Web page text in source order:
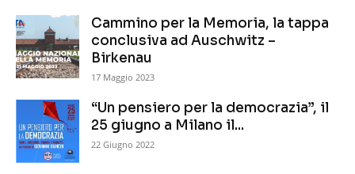
Cammino per la Memoria, la tappa
conclusiva ad Auschwitz –
Birkenau
17 Maggio 2023
“Un pensiero per la democrazia”, il
25 giugno a Milano il...
22 Giugno 2022